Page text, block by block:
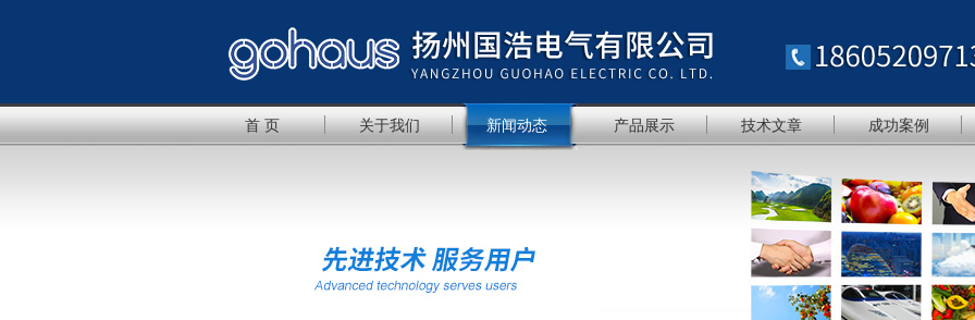
首 页 关于我们 新闻动态 产品展示 技术文章 成功案例